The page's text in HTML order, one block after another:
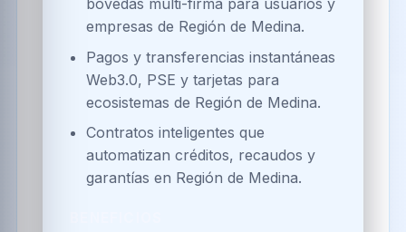
empresas de Región de Medina.
Pagos y transferencias instantáneas
Web3.0, PSE y tarjetas para
ecosistemas de Región de Medina.
Contratos inteligentes que
automatizan créditos, recaudos y
garantías en Región de Medina.